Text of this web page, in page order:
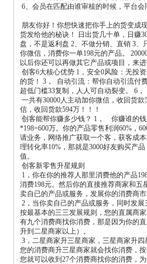
6、会员在匹配由谁审核的时候，平台
朋友你好！你想快速把你手上的货变成
货发给他的秘诀！ 日出货几十单，日赚
盘，不是返利盘 2、不做分销、直销 3
你微信，消费你一单198元的产品。
以后你还可以再做其它产品或项目，来
创客6大核心优势 1，安全0风险：无投
的货！ 3， 自动引流：帮你自动引流付
超低门槛33复制，人人可自动裂变。 6
一共有30000人主动加你微信，收回货
信，收回货款594万！！！
创客能帮你赚多少钱？ 1， 你赚谁的钱
*198=600万。你的产品零售利润60%，
请业务，网络推广获取一个客，获客成
理转化率10%，那就是3000好友购买产
值。
创客新零售升星规则
1，你在你的推荐人那里消费他的产品
消费198元。然后你的直接推荐商家和
卖自已的产品或服务，发展你的消费商
2，当你卖自己的产品或服务，同时发
按最基本的三三发展规则，您的直属商
有九个消费商找你消费，那是因为你的
升到二星商家以上）。
3，二星商家升三星商家，三星商家升
您的消费商升三星商家就会找你消费，
您就可以收到27个消费商找你的消费，